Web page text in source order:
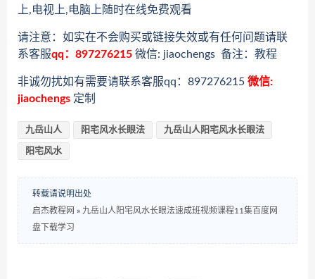
上,电视上,电脑上随时在线免费观看
请注意：如实在不会购买或链接失效或有任何问题请联
系客服qq：897276215 微信: jiaochengs 备注：教程
非诚勿扰如有需要请联系客服qq：897276215 微信:
jiaochengs 定制
九岳山人 阳宅风水长眼法 九岳山人阳宅风水长眼法
阳宅风水
转载请说明出处
启杰教程网 » 九岳山人阳宅风水长眼法速成班视频课程11集百度网
盘下载学习